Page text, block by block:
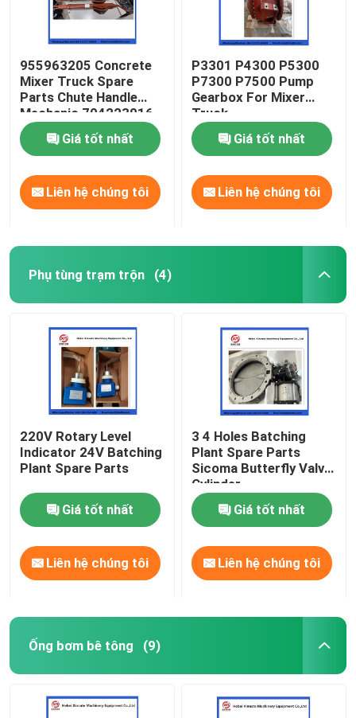
955963205 Concrete
Mixer Truck Spare
Parts Chute Handle
Mechanic 704223016
Giá tốt nhất
Liên hệ chúng tôi
P3301 P4300 P5300
P7300 P7500 Pump
Gearbox For Mixer
Truck
Giá tốt nhất
Liên hệ chúng tôi
Phụ tùng trạm trộn (4)
220V Rotary Level
Indicator 24V Batching
Plant Spare Parts
Giá tốt nhất
Liên hệ chúng tôi
3 4 Holes Batching
Plant Spare Parts
Sicoma Butterfly Valve
Cylinder
Electropneumatic
Actuator Cylinder
Giá tốt nhất
Liên hệ chúng tôi
Ống bơm bê tông (9)